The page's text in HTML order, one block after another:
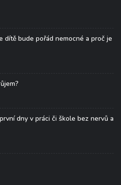
dítě bude pořád nemocné a proč je
dny v práci či škole bez nervů a